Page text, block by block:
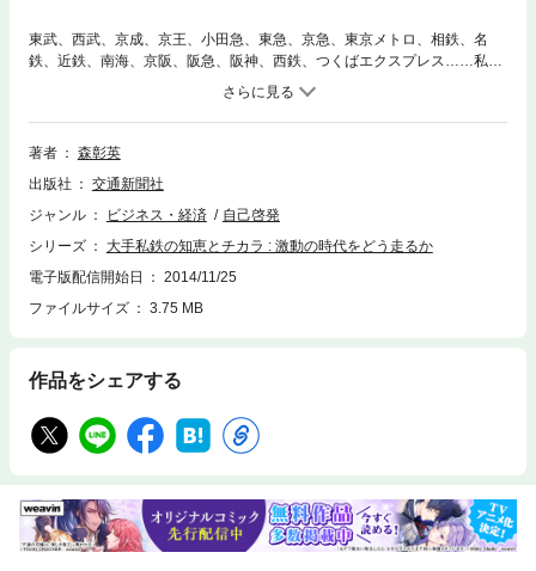
東武、西武、京成、京王、小田急、東急、京急、東京メトロ、相鉄、名
鉄、近鉄、南海、京阪、阪急、阪神、西鉄、つくばエクスプレス……私鉄
が人・まち・社会に活気を呼び込む。各社事業における変化の節目をとら
え、徹底したフィールドワークから構想する、これからの鉄道とライフス
タイル。※本書は2008年6月に発行された出版物を電子書籍化したもので
す。
著者
森彰英
出版社
交通新聞社
ジャンル
ビジネス・経済
自己啓発
シリーズ
大手私鉄の知恵とチカラ : 激動の時代をどう走るか
電子版配信開始日
2014/11/25
ファイルサイズ
3.75 MB
作品をシェアする